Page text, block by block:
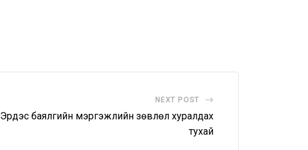
NEXT POST
Эрдэс баялгийн мэргэжлийн зөвлөл хуралдах
тухай